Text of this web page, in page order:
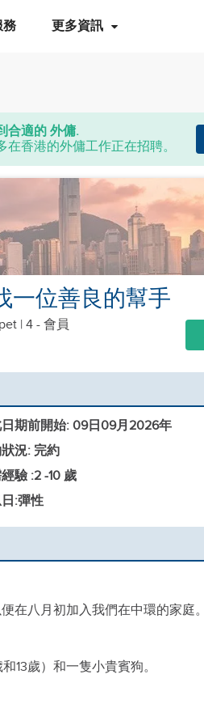
務 更多資訊
合適的 外傭.
在香港的外傭工作正在招聘。
一位善良的幫手
| 4 - 會員
期前開始: 09日09月2026年
況: 完約
驗 :2 -10 歲
:彈性
在八月初加入我們在中環的家庭。
13歲）和一隻小貴賓狗。